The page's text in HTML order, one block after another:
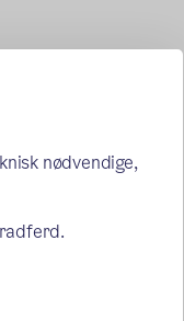
nødvendige,